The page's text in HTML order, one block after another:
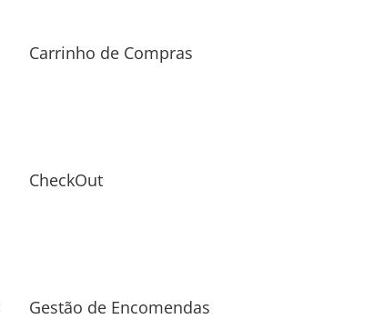
Carrinho de Compras
CheckOut
Gestão de Encomendas